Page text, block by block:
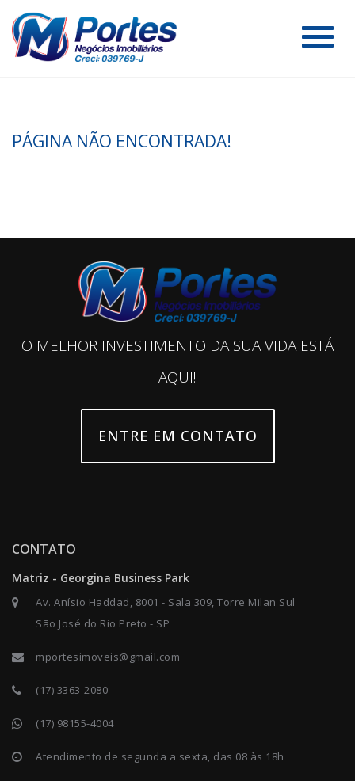
#
PÁGINA NÃO ENCONTRADA!
O MELHOR INVESTIMENTO DA SUA VIDA ESTÁ
AQUI!
ENTRE EM CONTATO
CONTATO
Matriz - Georgina Business Park
Av. Anísio Haddad, 8001 - Sala 309, Torre Milan Sul
São José do Rio Preto - SP
mportesimoveis@gmail.com
(17) 3363-2080
(17) 98155-4004
Atendimento de segunda a sexta, das 08 às 18h